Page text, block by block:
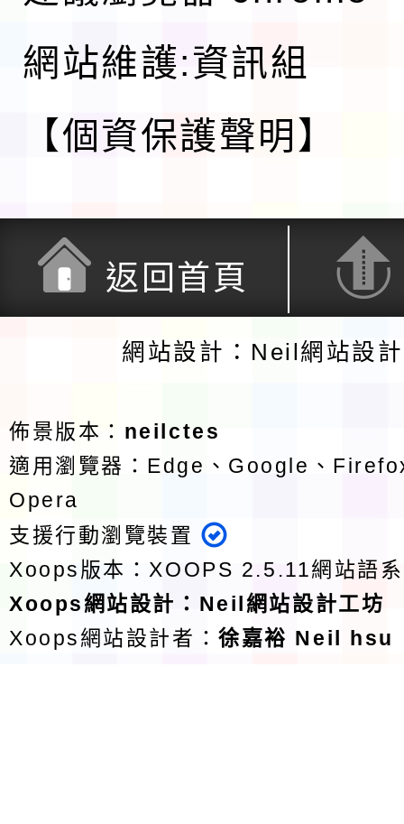
網站維護:資訊組
【個資保護聲明】
返回首頁
網站設計：Neil網站設
佈景版本： neilctes
適用瀏覽器：Edge、Google、
Opera
支援行動瀏覽裝置
Xoops版本： XOOPS 2.5.11網站語
Xoops網站設計 ： Neil網站設計工坊
Xoops網站設計者：徐嘉裕 Neil hsu